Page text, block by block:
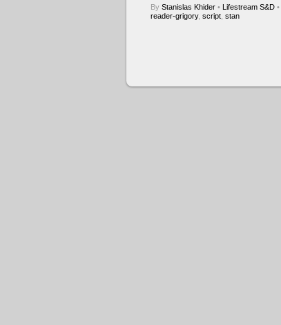
By Stanislas Khider • Lifestream S&D •
reader-grigory, script stan